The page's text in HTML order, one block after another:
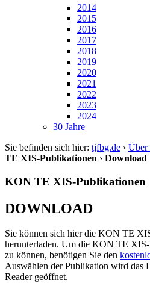
2014
2015
2016
2017
2018
2019
2020
2021
2022
2023
2024
30 Jahre
Sie befinden sich hier: tjfbg.de › Über
TE XIS-Publikationen › Download
KON TE XIS-Publikationen
DOWNLOAD
Sie können sich hier die KON TE
herunterladen. Um die KON TE
zu können, benötigen Sie den
Auswählen der Publikation wird das
Reader geöffnet.